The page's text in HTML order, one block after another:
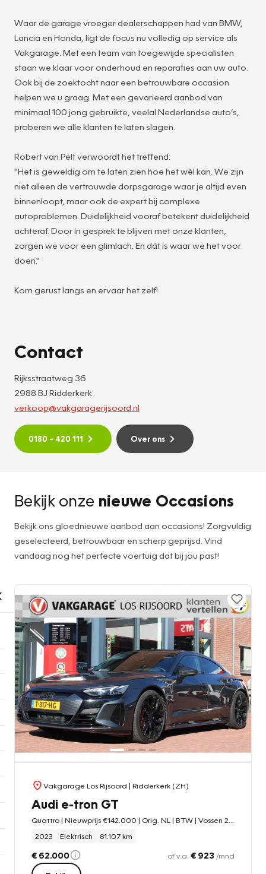
Waar de garage vroeger dealerschappen had van BMW,
Lancia en Honda, ligt de focus nu volledig op service als
Vakgarage. Met een team van toegewijde specialisten
staan we klaar voor onderhoud en reparaties aan uw auto.
Ook bij de zoektocht naar een betrouwbare occasion
helpen we u graag. Met een gevarieerd aanbod van
minimaal 100 jong gebruikte, veelal Nederlandse auto’s,
proberen we alle klanten te laten slagen.
Robert van Pelt verwoordt het treffend:
"Het is geweldig om te laten zien hoe het wèl kan. We zijn
niet alleen de vertrouwde dorpsgarage waar je altijd even
binnenloopt, maar ook de expert bij complexe
autoproblemen. Duidelijkheid vooraf betekent duidelijkheid
achteraf. Door in gesprek te blijven met onze klanten,
zorgen we voor een glimlach. En dát is waar we het voor
doen."
Kom gerust langs en ervaar het zelf!
Contact
Rijksstraatweg 36
2988 BJ Ridderkerk
verkoop@vakgaragerijsoord.nl
0180 – 420 111 Over ons
Bekijk onze nieuwe Occasions
Bekijk ons gloednieuwe aanbod aan occasions! Zorgvuldig
geselecteerd, betrouwbaar en scherp geprijsd. Vind
vandaag nog het perfecte voertuig dat bij jou past!
Vakgarage Los Rijsoord | Ridderkerk (ZH)
Audi e-tron GT
2023
Elektrisch 81.107 km
€ 62.000 of v.a. € 923 /mnd